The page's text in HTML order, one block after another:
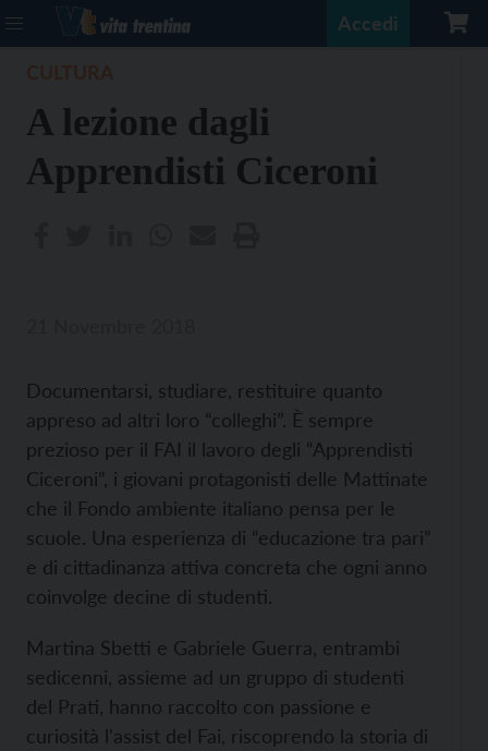
Accedi
A lezione dagli
Apprendisti Ciceroni
Documentarsi, studiare, restituire quanto
appreso ad altri loro “colleghi”. È sempre
prezioso per il FAI il lavoro degli “Apprendisti
Ciceroni”, i giovani protagonisti delle Mattinate
che il Fondo ambiente italiano pensa per le
scuole. Una esperienza di “educazione tra pari”
e di cittadinanza attiva concreta che ogni anno
coinvolge decine di studenti.
Martina Sbetti e Gabriele Guerra, entrambi
sedicenni, assieme ad un gruppo di studenti
del Prati, hanno raccolto con passione e
curiosità l'assist del Fai, riscoprendo la storia di